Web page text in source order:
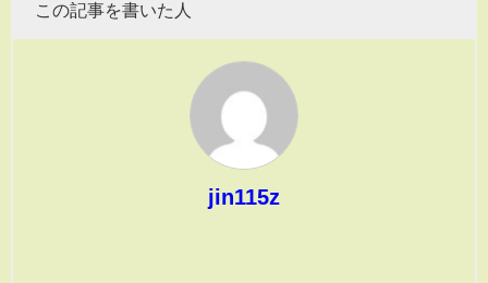
この記事を書いた人
jin115z